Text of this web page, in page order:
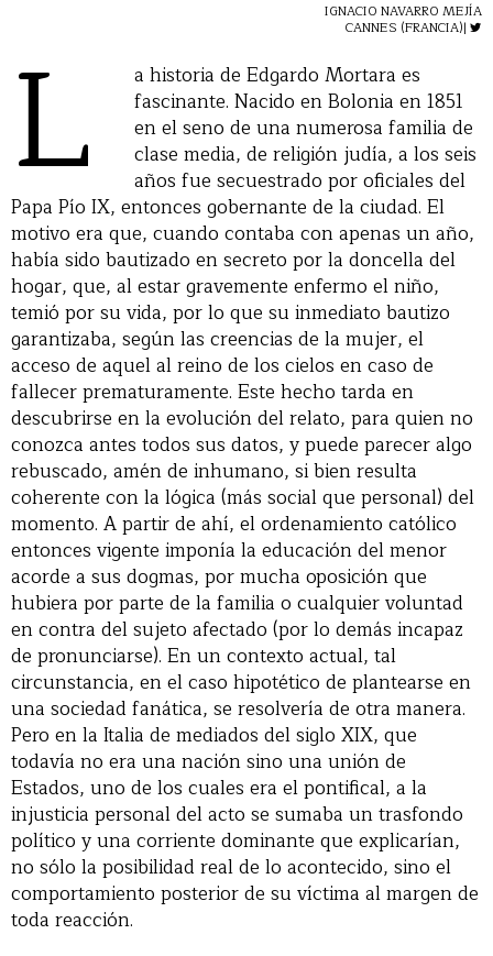
IGNACIO NAVARRO MEJÍA
CANNES (FRANCIA)|
L
a historia de Edgardo Mortara es
fascinante. Nacido en Bolonia en 1851
en el seno de una numerosa familia de
clase media, de religión judía, a los seis
años fue secuestrado por oficiales del
Papa Pío IX, entonces gobernante de la ciudad. El
motivo era que, cuando contaba con apenas un año,
había sido bautizado en secreto por la doncella del
hogar, que, al estar gravemente enfermo el niño,
temió por su vida, por lo que su inmediato bautizo
garantizaba, según las creencias de la mujer, el
acceso de aquel al reino de los cielos en caso de
fallecer prematuramente. Este hecho tarda en
descubrirse en la evolución del relato, para quien no
conozca antes todos sus datos, y puede parecer algo
rebuscado, amén de inhumano, si bien resulta
coherente con la lógica (más social que personal) del
momento. A partir de ahí, el ordenamiento católico
entonces vigente imponía la educación del menor
acorde a sus dogmas, por mucha oposición que
hubiera por parte de la familia o cualquier voluntad
en contra del sujeto afectado (por lo demás incapaz
de pronunciarse). En un contexto actual, tal
circunstancia, en el caso hipotético de plantearse en
una sociedad fanática, se resolvería de otra manera.
Pero en la Italia de mediados del siglo XIX, que
todavía no era una nación sino una unión de
Estados, uno de los cuales era el pontifical, a la
injusticia personal del acto se sumaba un trasfondo
político y una corriente dominante que explicarían,
no sólo la posibilidad real de lo acontecido, sino el
comportamiento posterior de su víctima al margen de
toda reacción.